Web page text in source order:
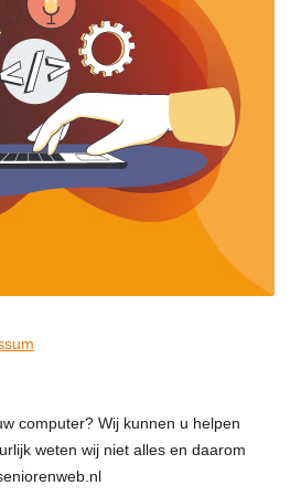
computer? Wij kunnen u helpen
weten wij niet alles en daarom